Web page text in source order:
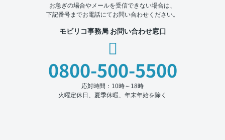
お急ぎの場合やメールを受信できない場合は、
下記番号までお電話にてお問い合わせください。
モビリコ事務局 お問い合わせ窓口
0800-500-5500
応対時間：10時～18時
火曜定休日、夏季休暇、年末年始を除く